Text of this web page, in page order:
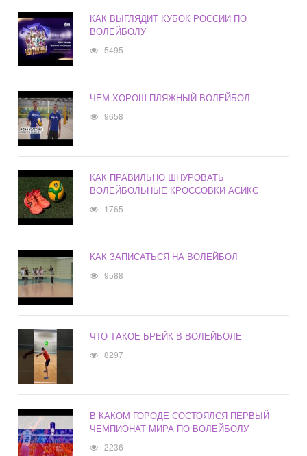
КАК ВЫГЛЯДИТ КУБОК РОССИИ ПО
ВОЛЕЙБОЛУ
5495
ЧЕМ ХОРОШ ПЛЯЖНЫЙ ВОЛЕЙБОЛ
9658
КАК ПРАВИЛЬНО ШНУРОВАТЬ
ВОЛЕЙБОЛЬНЫЕ КРОССОВКИ АСИКС
1765
КАК ЗАПИСАТЬСЯ НА ВОЛЕЙБОЛ
9588
ЧТО ТАКОЕ БРЕЙК В ВОЛЕЙБОЛЕ
8297
В КАКОМ ГОРОДЕ СОСТОЯЛСЯ ПЕРВЫЙ
ЧЕМПИОНАТ МИРА ПО ВОЛЕЙБОЛУ
2236